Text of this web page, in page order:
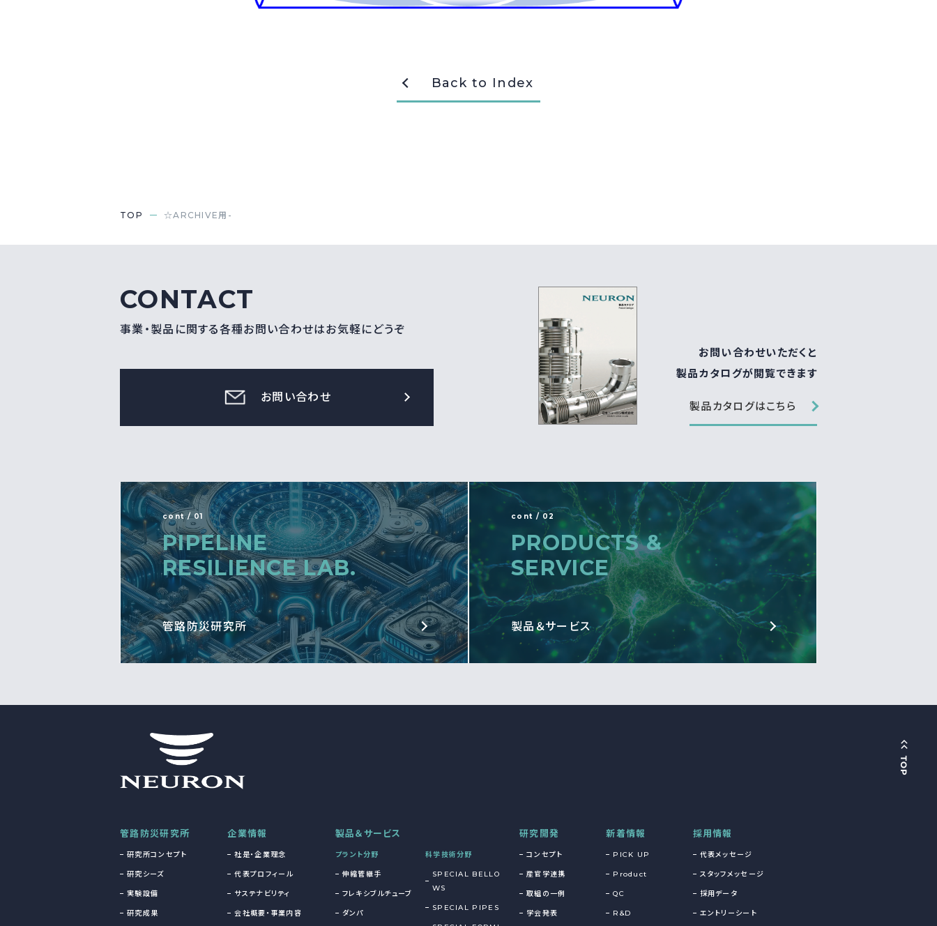
Back to Index
TOP ☆ARCHIVE用-
CONTACT
事業・製品に関する各種お問い合わせはお気軽にどうぞ
お問い合わせ
お問い合わせいただくと
製品カタログが閲覧できます
製品カタログはこちら
cont / 01
PIPELINE
RESILIENCE LAB.
管路防災研究所
cont / 02
PRODUCTS &
SERVICE
製品＆サービス
管路防災研究所
研究所コンセプト
研究シーズ
実験設備
研究成果
企業情報
社是・企業理念
代表プロフィール
サステナビリティ
会社概要・事業内容
製品＆サービス
プラント分野
伸縮管継手
フレキシブルチューブ
ダンパ
科学技術分野
SPECIAL BELLO
WS
SPECIAL PIPES
研究開発
コンセプト
産官学連携
取組の一例
学会発表
新着情報
PICK UP
Product
QC
R&D
採用情報
代表メッセージ
スタッフメッセージ
採用データ
エントリーシート